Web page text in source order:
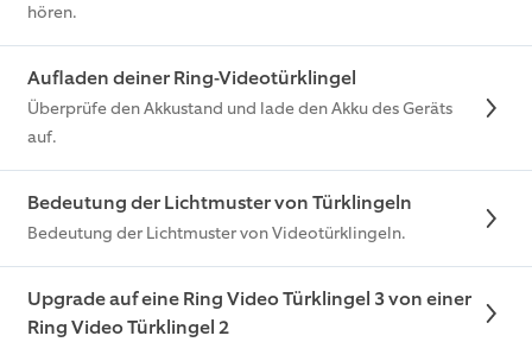
hören.
Aufladen deiner Ring-Videotürklingel
Überprüfe den Akkustand und lade den Akku des Geräts
auf.
Bedeutung der Lichtmuster von Türklingeln
Bedeutung der Lichtmuster von Videotürklingeln.
Upgrade auf eine Ring Video Türklingel 3 von einer
Ring Video Türklingel 2